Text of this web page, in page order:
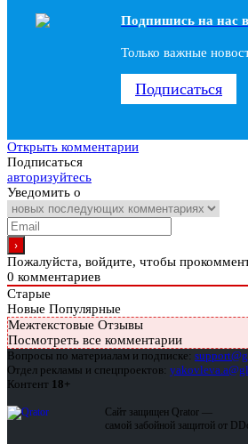
Подпишись на наc
Только важные
Подписаться
Открыть комментарии
Подписаться
авторизуйтесь
Уведомить о
Пожалуйста, войдите, чтобы
0 комментариев
Старые
Новые Популярные
Межтекстовые Отзывы
Посмотреть все комментарии
Вопросы по материалам и подписке:
Отдел рекламы и спецпроектов:
Контент 18+
Сайт защищен Qrator —
самой забойной защитой от